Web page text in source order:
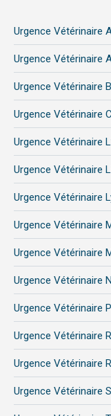
Urgence Vétérinaire
Urgence Vétérinaire
Urgence Vétérinaire
Urgence Vétérinaire
Urgence Vétérinaire
Urgence Vétérinaire
Urgence Vétérinaire
Urgence Vétérinaire
Urgence Vétérinaire
Urgence Vétérinaire
Urgence Vétérinaire
Urgence Vétérinaire
Urgence Vétérinaire
Urgence Vétérinaire